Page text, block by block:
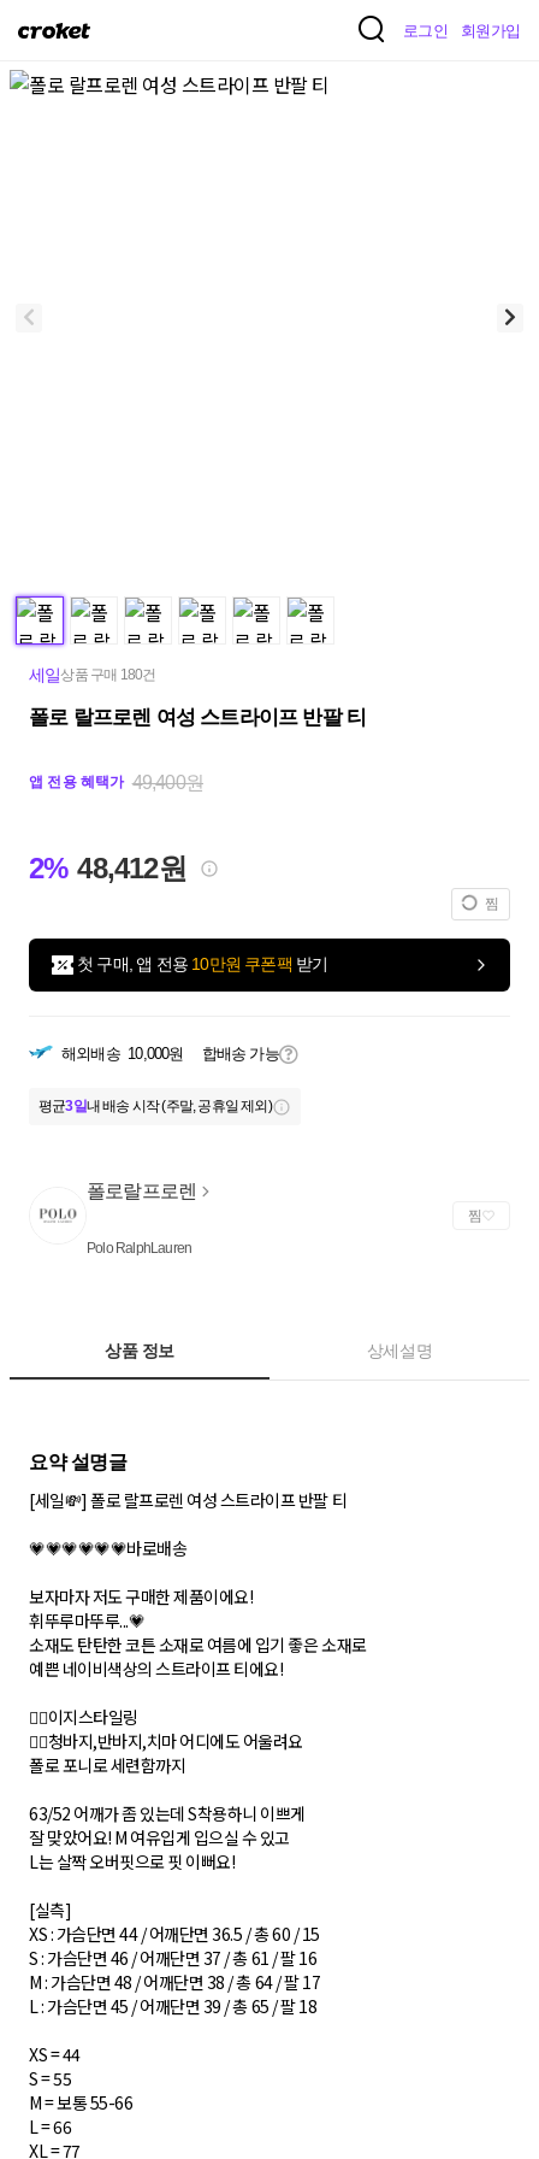
크
켓
로그인 회원가입
세일상품 구매 180건
폴로 랄프로렌 여성 스트라이프 반팔 티
앱 전용 혜택가 49,400원
2% 48,412원
찜
첫 구매, 앱 전용 10만원 쿠폰팩 받기
해외배송 10,000원 합배송 가능
평균3일내 배송 시작 (주말, 공휴일 제외)
폴로랄프로렌
Polo RalphLauren
찜
상품 정보 상세설명
요약 설명글
[세일💸] 폴로 랄프로렌 여성 스트라이프 반팔 티
💗💗💗💗💗💗바로배송
보자마자 저도 구매한 제품이에요!
휘뚜루마뚜루...💗
소재도 탄탄한 코튼 소재로 여름에 입기 좋은 소재로
예쁜 네이비색상의 스트라이프 티에요!
✍🏻이지스타일링
✍🏻청바지,반바지,치마 어디에도 어울려요
폴로 포니로 세련함까지
63/52 어깨가 좀 있는데 S착용하니 이쁘게
잘 맞았어요! M 여유입게 입으실 수 있고
L는 살짝 오버핏으로 핏 이뻐요!
[실측]
XS : 가슴단면 44 / 어깨단면 36.5 / 총 60 / 15
S : 가슴단면 46 / 어깨단면 37 / 총 61 / 팔 16
M : 가슴단면 48 / 어깨단면 38 / 총 64 / 팔 17
L : 가슴단면 45 / 어깨단면 39 / 총 65 / 팔 18
XS = 44
S = 55
M = 보통 55-66
L = 66
XL = 77